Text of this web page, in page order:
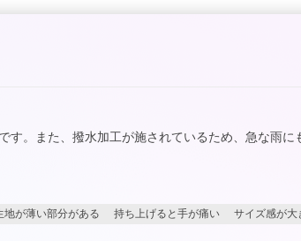
。また、撥水加工が施されているため、急な雨に
地が薄い部分がある 持ち上げると手が痛い
サイズ感が大